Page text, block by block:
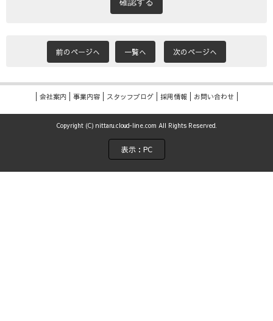
前のページへ 一覧へ 次のページへ
会社案内 事業内容 スタッフブログ 採用情報 お問い合わせ
Copyright (C) nittaru.cloud-line.com All Rights Reserved.
表示：PC